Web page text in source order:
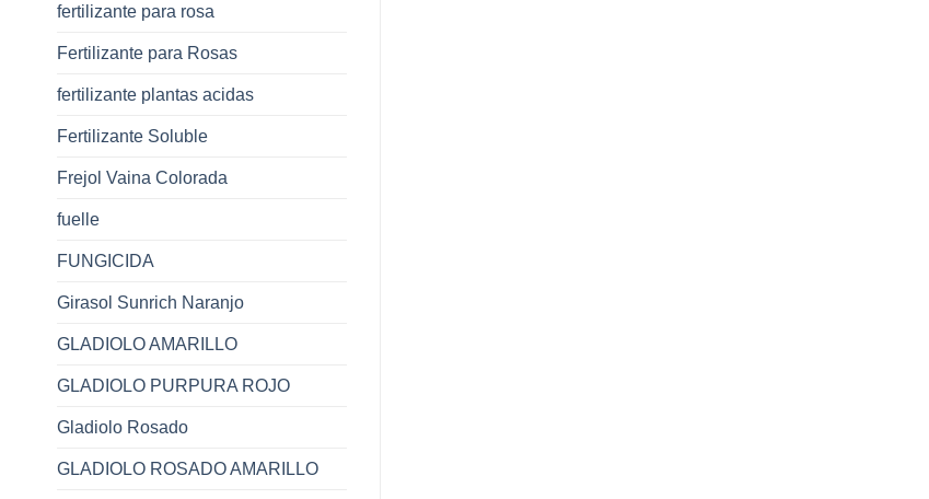
fertilizante para rosa
Fertilizante para Rosas
fertilizante plantas acidas
Fertilizante Soluble
Frejol Vaina Colorada
fuelle
FUNGICIDA
Girasol Sunrich Naranjo
GLADIOLO AMARILLO
GLADIOLO PURPURA ROJO
Gladiolo Rosado
GLADIOLO ROSADO AMARILLO